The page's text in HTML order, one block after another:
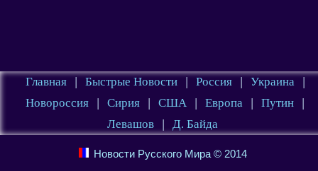
Главная | Быстрые Новости | Россия | Украина
|
Новороссия
| Сирия | США | Европа | Путин
|
Левашов
| Д. Байда
Новости Русского Мира © 2014